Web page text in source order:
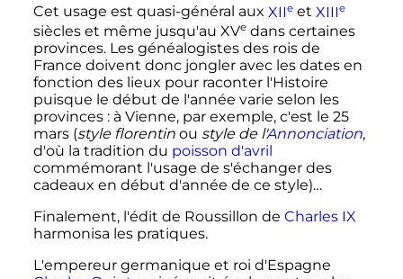
Cet usage est quasi-général aux XIIe et XIIIe
siècleset même jusqu'au XVedans certaines
provinces. Les généalogistes des rois de
France doivent donc jongler avec les dates en
fonction des lieux pour raconter l'Histoire
puisque le début de l'année varie selon les
provinces : à Vienne, par exemple, c'est le 25
mars (style florentinou style de l'Annonciation,
d'où la tradition du poisson d'avril
commémorant l'usage de s'échanger des
cadeaux en début d'année de ce style)…
Finalement, l'édit de Roussillon de Charles IX
harmonisa les pratiques.
L'empereur germanique et roi d'Espagne